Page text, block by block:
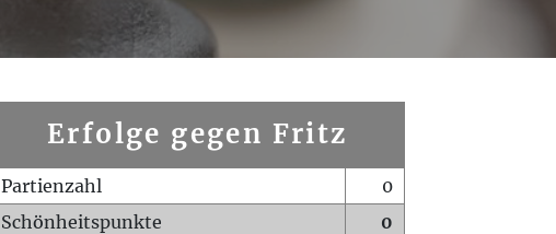
Erfolge gegen Fritz
Partienzahl
0
Schönheitspunkte
0